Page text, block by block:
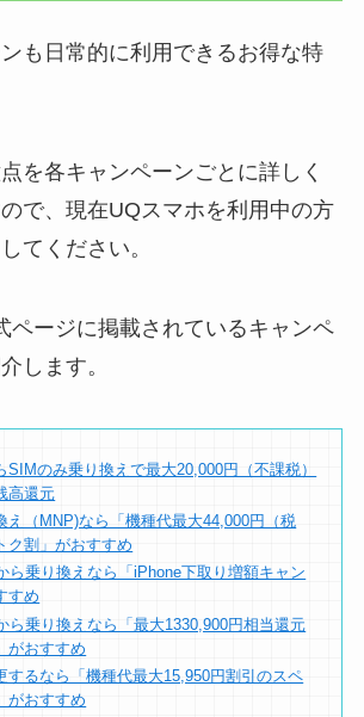
も日常的に利用できるお得な特
を各キャンペーンごとに詳しく
で、現在UQスマホを利用中の方
てください。
ページに掲載されているキャンペ
します。
SIMのみ乗り換えで最大20,000円（不課税）
高還元
え（MNP)なら「機種代最大44,000円（税
ク割」がおすすめ
ら乗り換えなら「iPhone下取り増額キャン
すめ
ら乗り換えなら「最大1330,900円相当還元
がおすすめ
するなら「機種代最大15,950円割引のスペ
がおすすめ